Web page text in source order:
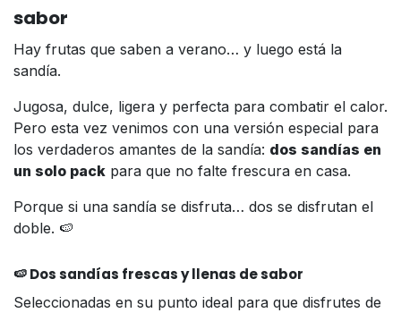
sabor
Hay frutas que saben a verano… y luego está la
sandía.
Jugosa, dulce, ligera y perfecta para combatir el calor.
Pero esta vez venimos con una versión especial para
los verdaderos amantes de la sandía: dos sandías en
un solo pack para que no falte frescura en casa.
Porque si una sandía se disfruta… dos se disfrutan el
doble. 🍉
🍉 Dos sandías frescas y llenas de sabor
Seleccionadas en su punto ideal para que disfrutes de